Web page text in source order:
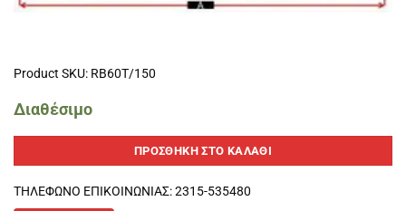
Product SKU: RB60T/150
Διαθέσιμο
ΠΡΟΣΘΉΚΗ ΣΤΟ ΚΑΛΆΘΙ
ΤΗΛΕΦΩΝΟ ΕΠΙΚΟΙΝΩΝΙΑΣ: 2315-535480